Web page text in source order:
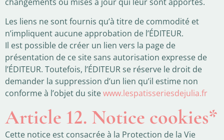
Les liens ne sont fournis qu’à titre de commodité et
n’impliquent aucune approbation de l’ÉDITEUR.
Il est possible de créer un lien vers la page de
présentation de ce site sans autorisation expresse de
l’ÉDITEUR. Toutefois, l’ÉDITEUR se réserve le droit de
demander la suppression d’un lien qu’il estime non
conforme à l’objet du sitewww.lespatisseriesdejulia.fr
Article 12. Notice cookies*
Cette notice est consacrée à la Protection de la Vie